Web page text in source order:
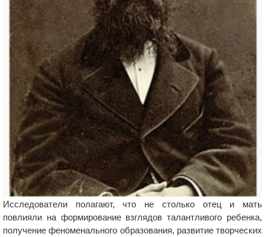
Исследователи полагают, что не столько отец и мать
повлияли на формирование взглядов талантливого ребенка,
получение феноменального образования, развитие творческих